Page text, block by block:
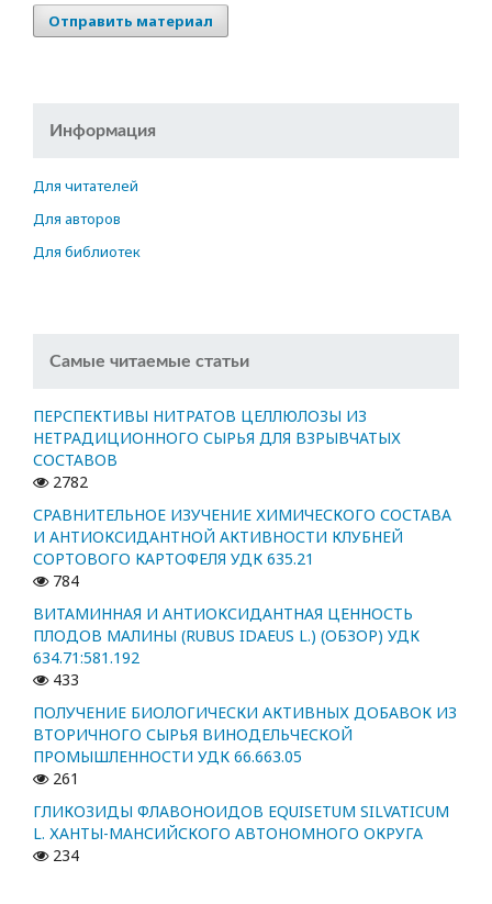
Отправить материал
Информация
Для читателей
Для авторов
Для библиотек
Самые читаемые статьи
ПЕРСПЕКТИВЫ НИТРАТОВ ЦЕЛЛЮЛОЗЫ ИЗ
НЕТРАДИЦИОННОГО СЫРЬЯ ДЛЯ ВЗРЫВЧАТЫХ
СОСТАВОВ
2782
СРАВНИТЕЛЬНОЕ ИЗУЧЕНИЕ ХИМИЧЕСКОГО СОСТАВА
И АНТИОКСИДАНТНОЙ АКТИВНОСТИ КЛУБНЕЙ
СОРТОВОГО КАРТОФЕЛЯ УДК 635.21
784
ВИТАМИННАЯ И АНТИОКСИДАНТНАЯ ЦЕННОСТЬ
ПЛОДОВ МАЛИНЫ (RUBUS IDAEUS L.) (ОБЗОР) УДК
634.71:581.192
433
ПОЛУЧЕНИЕ БИОЛОГИЧЕСКИ АКТИВНЫХ ДОБАВОК ИЗ
ВТОРИЧНОГО СЫРЬЯ ВИНОДЕЛЬЧЕСКОЙ
ПРОМЫШЛЕННОСТИ УДК 66.663.05
261
ГЛИКОЗИДЫ ФЛАВОНОИДОВ EQUISETUM SILVATICUM
L. ХАНТЫ-МАНСИЙСКОГО АВТОНОМНОГО ОКРУГА
234